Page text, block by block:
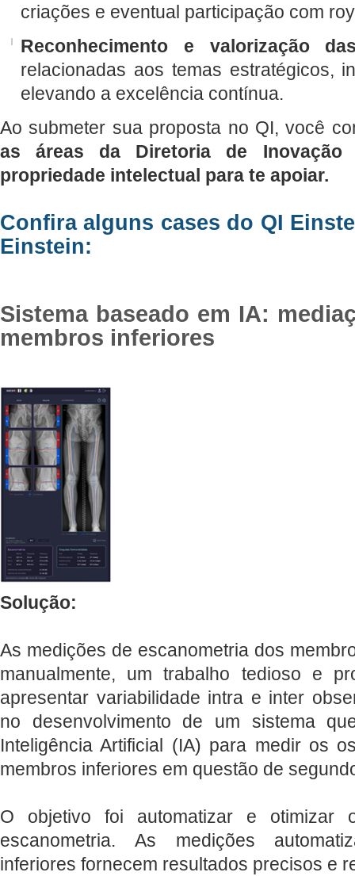
criações e eventual participação com
Reconhecimento e valorização
relacionadas aos temas estratégicos,
elevando a excelência contínua.
Ao submeter sua proposta no QI, você
as áreas da Diretoria de
propriedade intelectual para te apoiar.
Confira alguns cases do QI
Einstein:
Sistema baseado em IA:
membros inferiores
Solução:
As medições de escanometria dos
manualmente, um trabalho tedioso e
apresentar variabilidade intra e inter
no desenvolvimento de um sistema
Inteligência Artificial (IA) para medir os
membros inferiores em questão de
O objetivo foi automatizar e otimizar
escanometria. As medições
inferiores fornecem resultados precisos e